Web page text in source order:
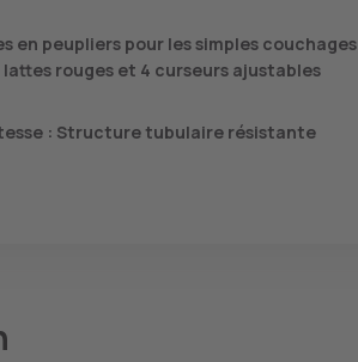
en peupliers pour les simples couchages
lattes rouges et 4 curseurs ajustables
: Structure tubulaire résistante